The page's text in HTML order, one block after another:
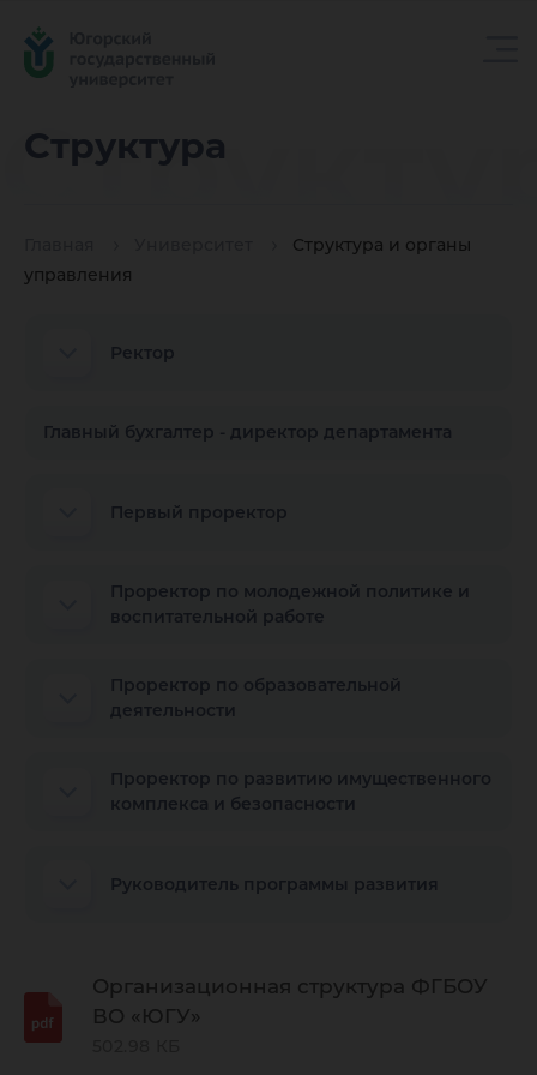
Структура
Структура и органы
управления
Ректор
Главный бухгалтер - директор департамента
Первый проректор
Проректор по молодежной политике и
воспитательной работе
Проректор по образовательной
деятельности
Проректор по развитию имущественного
комплекса и безопасности
Руководитель программы развития
Организационная структура ФГБОУ
ВО «ЮГУ»